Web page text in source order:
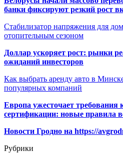
банки фиксируют резкий рост
Стабилизатор напряжения для
отопительным сезоном
Доллар ускоряет рост: рынки
ожиданий инвесторов
Как выбрать аренду авто в
популярных компаний
Европа ужесточает требования
сертификации: новые правила
Новости Гродно на https://
Рубрики